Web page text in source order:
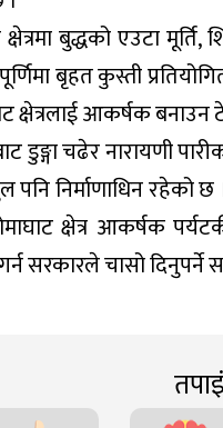
बुद्धको एउटा मूर्ति,
बृहत कुस्ती
क्षेत्रलाई आकर्षक बनाउन
डुङ्गा चढेर नारायणी
पनि निर्माणाधिन
क्षेत्र आकर्षक
सरकारले चासो दिनुपर्ने